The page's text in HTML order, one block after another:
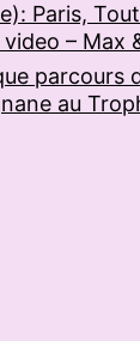
Paris,
– Max
parcours
au